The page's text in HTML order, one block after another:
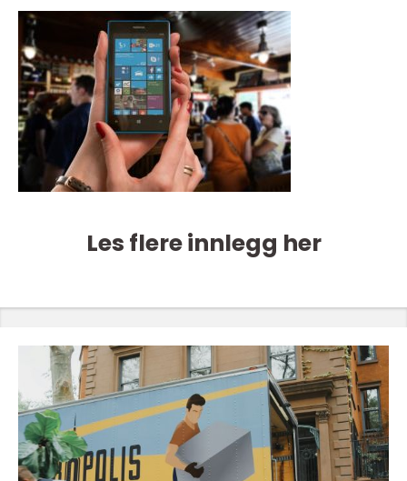
Les flere innlegg her